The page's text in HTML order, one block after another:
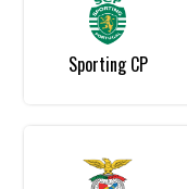
Sporting CP